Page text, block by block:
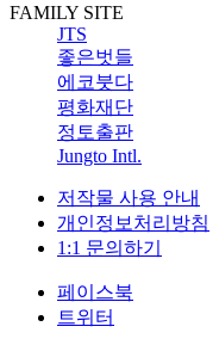
FAMILY SITE
JTS
좋은벗들
에코붓다
평화재단
정토출판
Jungto Intl.
저작물 사용 안내
개인정보처리방침
1:1 문의하기
페이스북
트위터